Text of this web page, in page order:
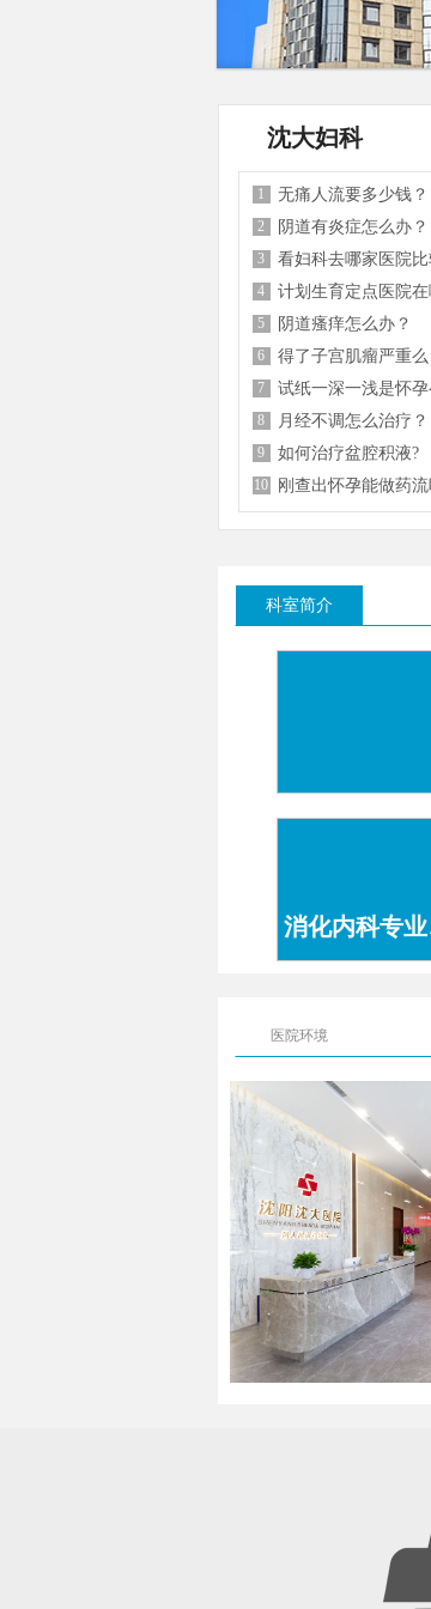
沈大妇科
1 无痛人流要多少钱？
2 阴道有炎症怎么办？
3 看妇科去哪家医院比
4 计划生育定点医院在
5 阴道瘙痒怎么办？
6 得了子宫肌瘤严重么
7 试纸一深一浅是怀孕
8 月经不调怎么治疗？
9 如何治疗盆腔积液?
10 刚查出怀孕能做药流
科室简介
消化内科专
医院环境